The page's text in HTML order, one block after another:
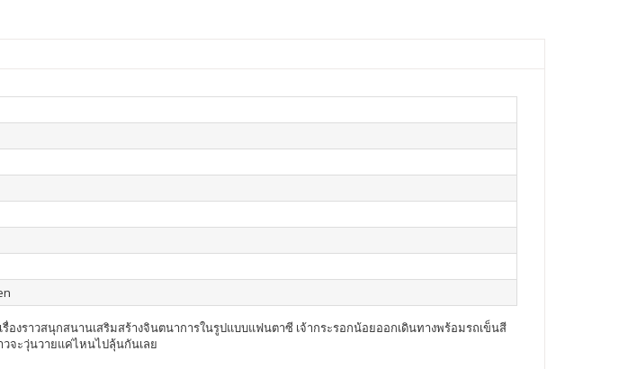
งราวสนุกสนานเสริมสร้างจินตนาการในรูปแบบแฟนตาซี เจ้ากระรอกน้อยออกเดินทางพร้อมรถเข็นสี
วจะวุ่นวายแค่ไหนไปลุ้นกันเลย